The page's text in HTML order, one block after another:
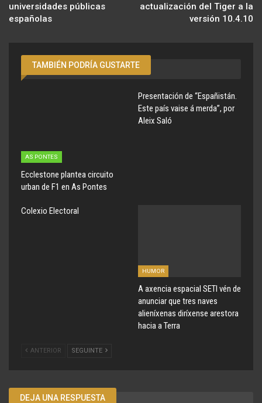
universidades públicas
españolas
actualización del Tiger a la
versión 10.4.10
TAMBIÉN PODRÍA GUSTARTE
AS PONTES
Ecclestone plantea circuito
urban de F1 en As Pontes
Presentación de “Españistán.
Este país vaise á merda”, por
Aleix Saló
Colexio Electoral
HUMOR
A axencia espacial SETI vén de
anunciar que tres naves
alieníxenas diríxense arestora
hacia a Terra
ANTERIOR SEGUINTE
DEJA UNA RESPUESTA